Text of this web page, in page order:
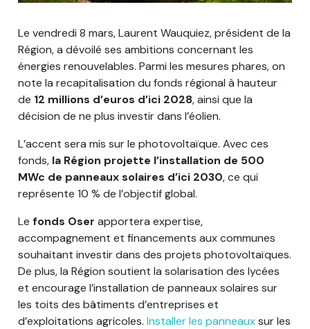
Le vendredi 8 mars, Laurent Wauquiez, président de la
Région, a dévoilé ses ambitions concernant les
énergies renouvelables. Parmi les mesures phares, on
note la recapitalisation du fonds régional à hauteur
de 12 millions d’euros d’ici 2028, ainsi que la
décision de ne plus investir dans l’éolien.
L’accent sera mis sur le photovoltaïque. Avec ces
fonds, la Région projette l’installation de 500
MWc de panneaux solaires d’ici 2030, ce qui
représente 10 % de l’objectif global.
Lefonds Oser apportera expertise,
accompagnement et financements aux communes
souhaitant investir dans des projets photovoltaïques.
De plus, la Région soutient la solarisation des lycées
et encourage l’installation de panneaux solaires sur
les toits des bâtiments d’entreprises et
d’exploitations agricoles.Installer les panneauxsur les